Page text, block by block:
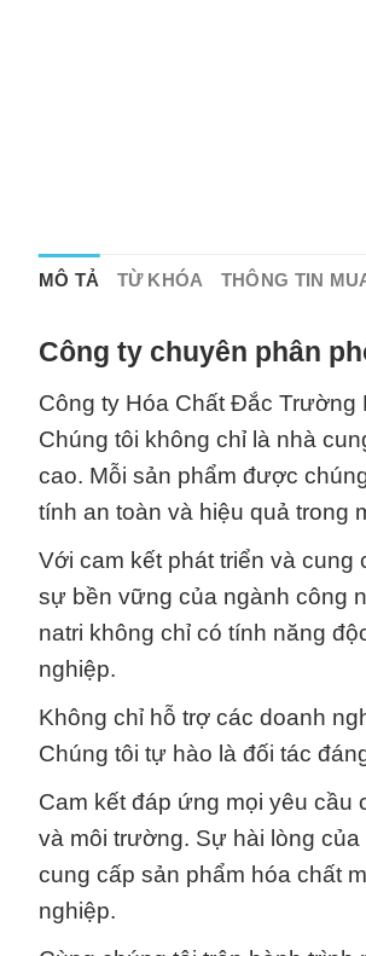
MÔ TẢ TỪ KHÓA THÔNG TIN
Công ty chuyên phân
Công ty Hóa Chất Đắc Trường
Chúng tôi không chỉ là nhà
cao. Mỗi sản phẩm được
tính an toàn và hiệu quả trong
Với cam kết phát triển và
sự bền vững của ngành công
natri không chỉ có tính năng
nghiệp.
Không chỉ hỗ trợ các doanh
Chúng tôi tự hào là đối tác
Cam kết đáp ứng mọi yêu cầu
và môi trường. Sự hài lòng
cung cấp sản phẩm hóa chất
nghiệp.